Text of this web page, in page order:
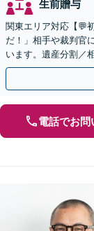
生前贈与
関東エリア対応【💬
だ！」相手や裁判官
います。遺産分割／
豊富な事務所。複雑
電話でお問